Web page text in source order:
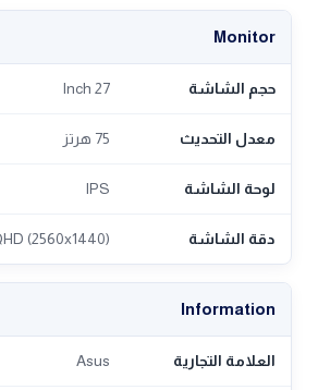
Monitor
حجم الشاشة 27 Inch
معدل التحديث 75 هرتز
لوحة الشاشة IPS
دقة الشاشة (2560x1440)
Information
العلامة التجارية Asus